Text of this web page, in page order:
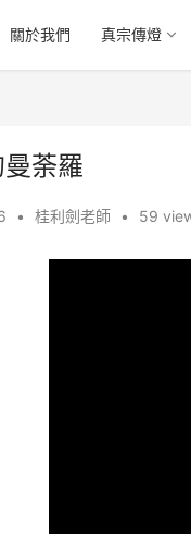
關於我們 真宗傳燈
荼羅
• 桂利劍老師 • 59